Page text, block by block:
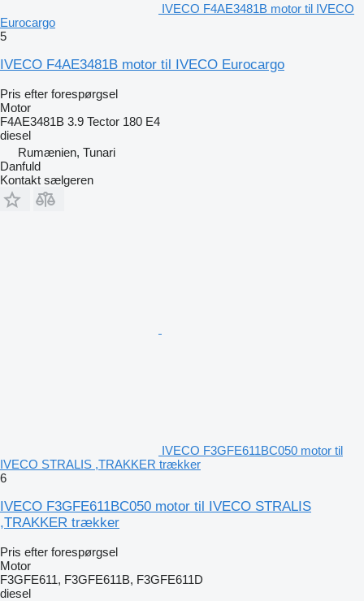
IVECO F4AE3481B motor til IVECO
Eurocargo
5
IVECO F4AE3481B motor til IVECO Eurocargo
Pris efter forespørgsel
Motor
F4AE3481B 3.9 Tector 180 E4
diesel
Rumænien, Tunari
Danfuld
Kontakt sælgeren
IVECO F3GFE611BC050 motor til
IVECO STRALIS ,TRAKKER trækker
6
IVECO F3GFE611BC050 motor til IVECO STRALIS
,TRAKKER trækker
Pris efter forespørgsel
Motor
F3GFE611, F3GFE611B, F3GFE611D
diesel